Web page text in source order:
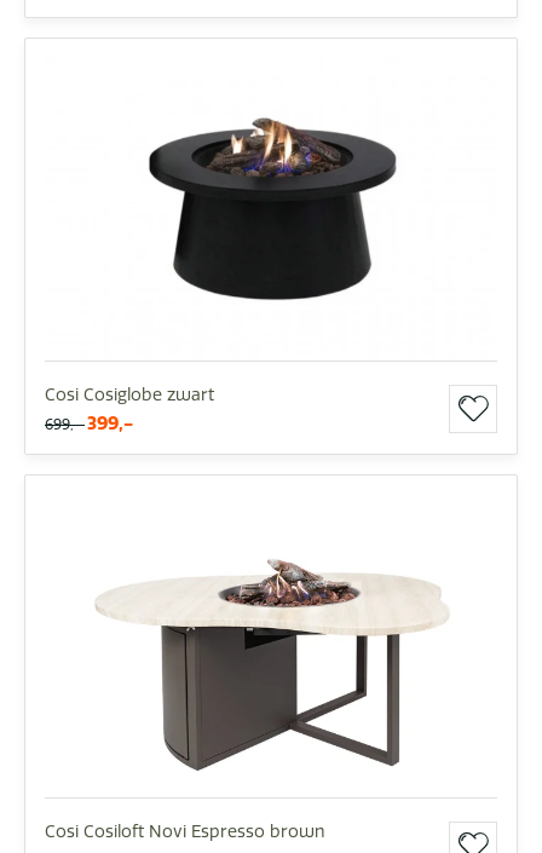
Cosi Cosiglobe zwart
699,- 399,-
Cosi Cosiloft Novi Espresso brown